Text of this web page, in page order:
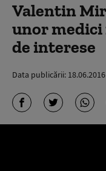
Valentin
unor
de interese
Data publicării: